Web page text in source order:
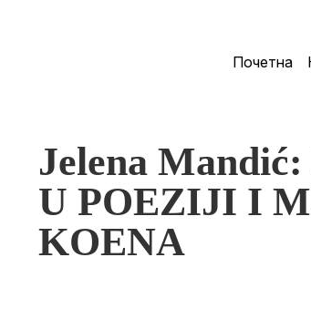
Почетна
Jelena
U POEZIJI I
KOENA